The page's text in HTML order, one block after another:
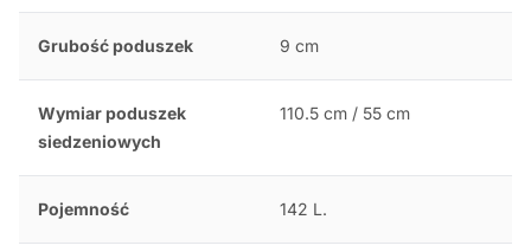
Grubość poduszek 9 cm
Wymiar poduszek
siedzeniowych
110.5 cm / 55 cm
Pojemność 142 L.